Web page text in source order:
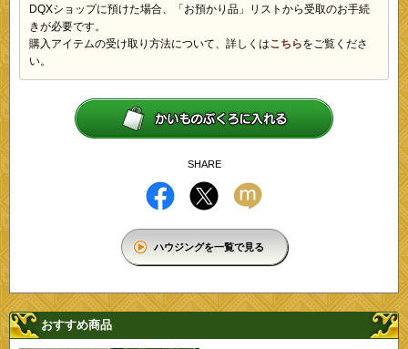
DQXショップに預けた場合、「お預かり品」リストから受取のお手続
きが必要です。
購入アイテムの受け取り方法について、詳しくはこちらをご覧くださ
い。
SHARE
ハウジングを一覧で見る
おすすめ商品